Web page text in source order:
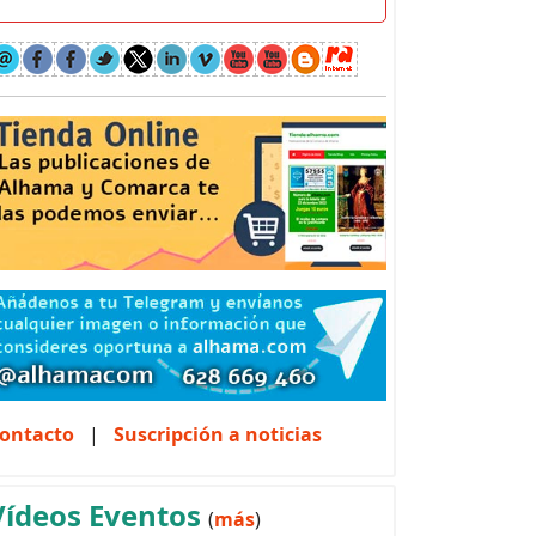
| Suscripción a noticias
Eventos (más)